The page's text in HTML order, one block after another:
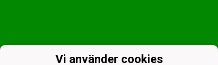
Vi använder cookies